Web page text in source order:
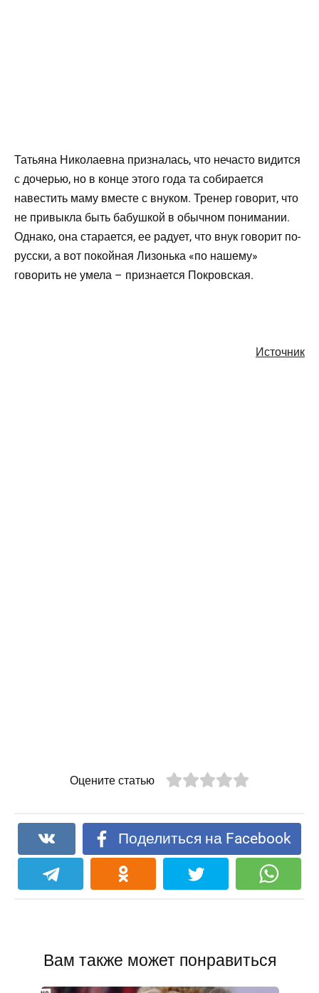
Татьяна Николаевна призналась, что нечасто видится
с дочерью, но в конце этого года та собирается
навестить маму вместе с внуком. Тренер говорит, что
не привыкла быть бабушкой в обычном понимании.
Однако, она старается, ее радует, что внук говорит по-
русски, а вот покойная Лизонька «по нашему»
говорить не умела – признается Покровская.
Источник
Оцените статью
Поделиться на Facebook
Вам также может понравиться